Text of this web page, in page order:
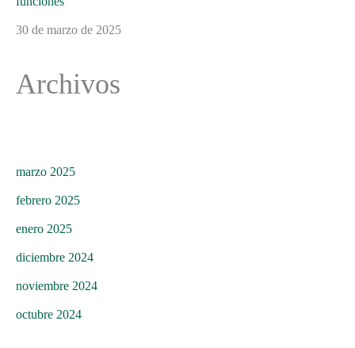
30 de marzo de 2025
Archivos
marzo 2025
febrero 2025
enero 2025
diciembre 2024
noviembre 2024
octubre 2024